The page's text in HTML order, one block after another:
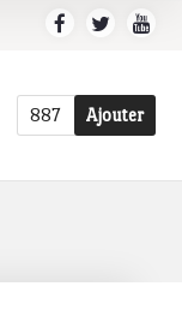
887 Ajouter